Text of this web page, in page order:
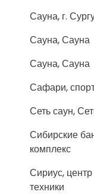
Сауна, г.
Сауна, Сауна
Сауна, Сауна
Сафари,
Сеть саун,
Сибирские
комплекс
Сириус, центр
техники